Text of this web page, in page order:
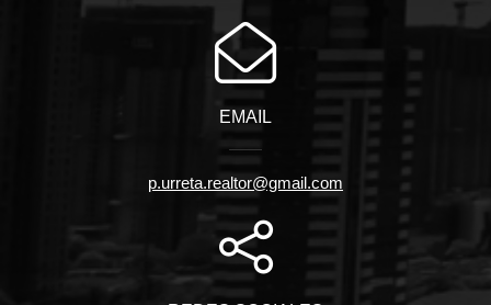
EMAIL
p.urreta.realtor@gmail.com